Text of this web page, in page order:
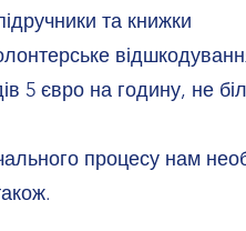
та книжки
5 євро на годину, не
процесу нам